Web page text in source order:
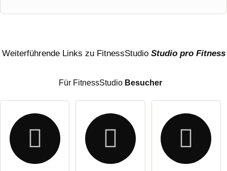
E-Mail-Adresse (wird nicht veröffentlicht)
Weiterführende Links zu FitnessStudio Studio pro Fitness
Für FitnessStudio Besucher